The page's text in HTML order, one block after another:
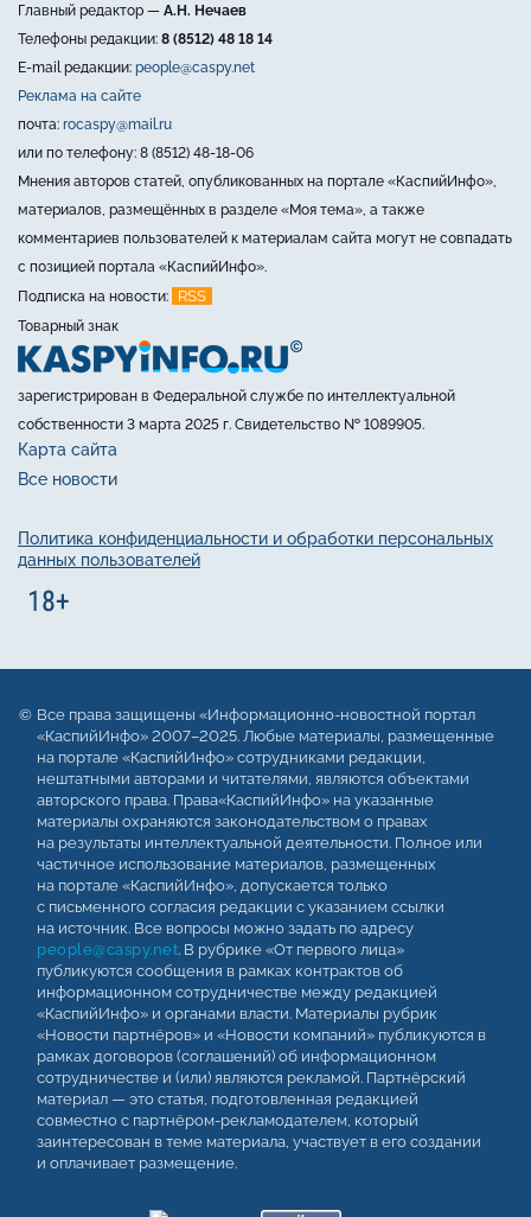
Главный редактор — А.Н. Нечаев
Телефоны редакции: 8 (8512) 48 18 14
E-mail редакции: people@caspy.net
Реклама на сайте
почта: rocaspy@mail.ru
или по телефону: 8 (8512) 48-18-06
Мнения авторов статей, опубликованных на портале «КаспийИнфо»,
материалов, размещённых в разделе «Моя тема», а также
комментариев пользователей к материалам сайта могут не совпадать
с позицией портала «КаспийИнфо».
Подписка на новости:
RSS
Товарный знак
зарегистрирован в Федеральной службе по интеллектуальной
собственности 3 марта 2025 г. Свидетельство № 1089905.
Карта сайта
Все новости
Политика конфиденциальности и обработки персональных
данных пользователей
Все права защищены «Информационно-новостной портал
«КаспийИнфо» 2007–2025. Любые материалы, размещенные
на портале «КаспийИнфо» сотрудниками редакции,
нештатными авторами и читателями, являются объектами
авторского права. Права«КаспийИнфо» на указанные
материалы охраняются законодательством о правах
на результаты интеллектуальной деятельности. Полное или
частичное использование материалов, размещенных
на портале «КаспийИнфо», допускается только
с письменного согласия редакции с указанием ссылки
на источник. Все вопросы можно задать по адресу
people@caspy.net. В рубрике «От первого лица»
публикуются сообщения в рамках контрактов об
информационном сотрудничестве между редакцией
«КаспийИнфо» и органами власти. Материалы рубрик
«Новости партнёров» и «Новости компаний» публикуются в
рамках договоров (соглашений) об информационном
сотрудничестве и (или) являются рекламой. Партнёрский
материал — это статья, подготовленная редакцией
совместно с партнёром-рекламодателем, который
заинтересован в теме материала, участвует в его создании
и оплачивает размещение.